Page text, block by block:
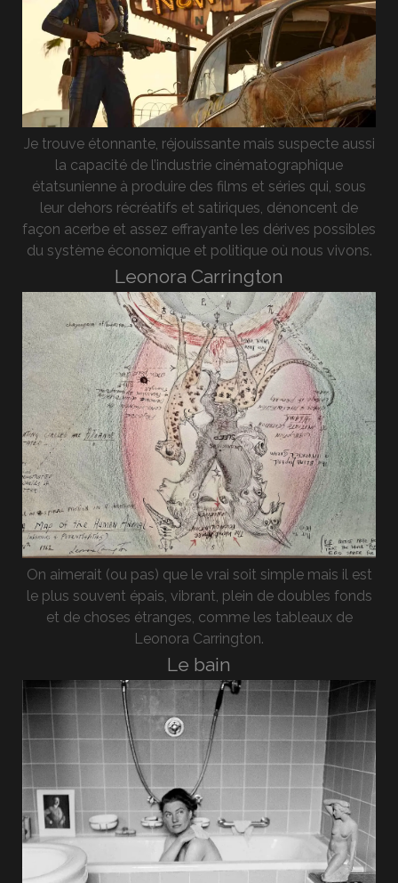
Je trouve étonnante, réjouissante mais suspecte aussi
la capacité de l’industrie cinématographique
étatsunienne à produire des films et séries qui, sous
leur dehors récréatifs et satiriques, dénoncent de
façon acerbe et assez effrayante les dérives possibles
du système économique et politique où nous vivons.
Leonora Carrington
On aimerait (ou pas) que le vrai soit simple mais il est
le plus souvent épais, vibrant, plein de doubles fonds
et de choses étranges, comme les tableaux de
Leonora Carrington.
Le bain